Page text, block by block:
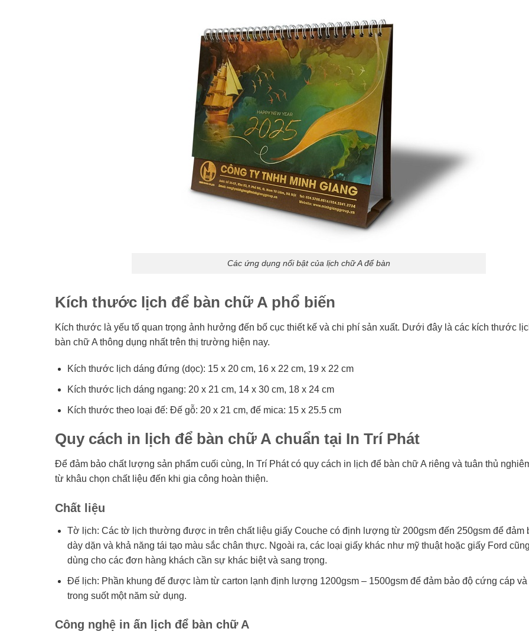
Các ứng dụng nổi bật của lịch chữ A để bàn
Kích thước lịch để bàn chữ A phổ biến
Kích thước là yếu tố quan trọng ảnh hưởng đến bố cục thiết kế và chi phí sản xuất. Dưới đây là các kích thước
bàn chữ A thông dụng nhất trên thị trường hiện nay.
Kích thước lịch dáng đứng (dọc): 15 x 20 cm, 16 x 22 cm, 19 x 22 cm
Kích thước lịch dáng ngang: 20 x 21 cm, 14 x 30 cm, 18 x 24 cm
Kích thước theo loại đế: Đế gỗ: 20 x 21 cm, đế mica: 15 x 25.5 cm
Quy cách in lịch để bàn chữ A chuẩn tại In Trí Phát
Để đảm bảo chất lượng sản phẩm cuối cùng, In Trí Phát có quy cách in lịch để bàn chữ A riêng và tuân thủ
từ khâu chọn chất liệu đến khi gia công hoàn thiện.
Chất liệu
Tờ lịch: Các tờ lịch thường được in trên chất liệu giấy Couche có định lượng từ 200gsm đến 250gsm để đảm
dày dặn và khả năng tái tạo màu sắc chân thực. Ngoài ra, các loại giấy khác như mỹ thuật hoặc giấy Ford
dùng cho các đơn hàng khách cần sự khác biệt và sang trọng.
Đế lịch: Phần khung đế được làm từ carton lạnh định lượng 1200gsm – 1500gsm để đảm bảo độ cứng cáp và
trong suốt một năm sử dụng.
Công nghệ in ấn lịch để bàn chữ A